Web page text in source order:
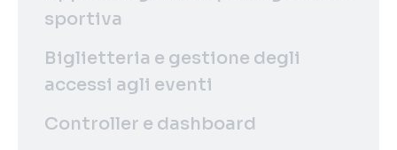
sportiva
Biglietteria e gestione degli
accessi agli eventi
Controller e dashboard